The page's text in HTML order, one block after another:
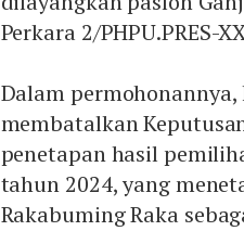
Perkara 2/PHPU.PRES-
Dalam
membatalkan
penetapan hasil
tahun 2024, yang
Rakabuming Raka